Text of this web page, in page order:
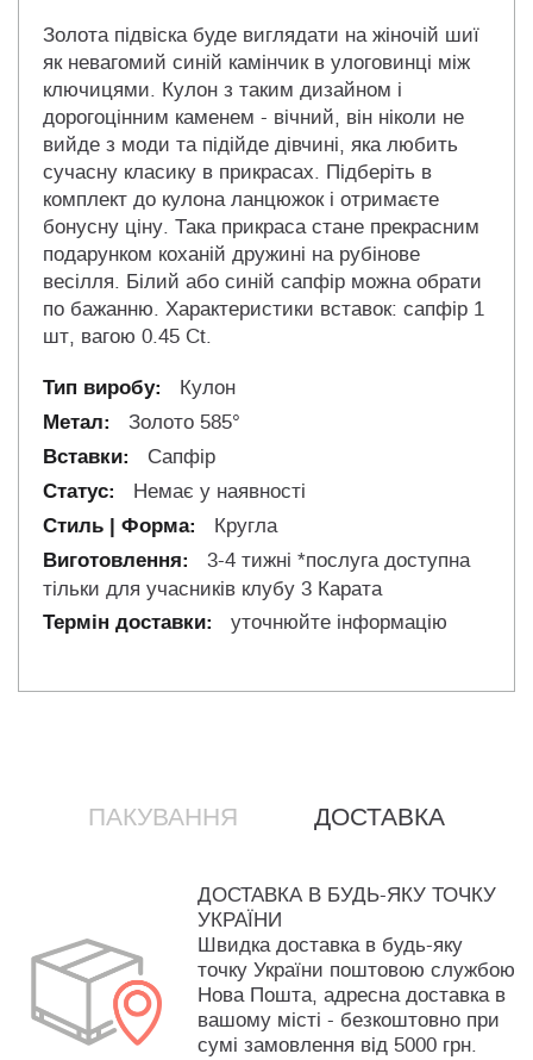
Золота підвіска буде виглядати на жіночій шиї
як невагомий синій камінчик в улоговинці між
ключицями. Кулон з таким дизайном і
дорогоцінним каменем - вічний, він ніколи не
вийде з моди та підійде дівчині, яка любить
сучасну класику в прикрасах. Підберіть в
комплект до кулона ланцюжок і отримаєте
бонусну ціну. Така прикраса стане прекрасним
подарунком коханій дружині на рубінове
весілля. Білий або синій сапфір можна обрати
по бажанню. Характеристики вставок: сапфір 1
шт, вагою 0.45 Ct.
Кулон
Золото 585°
Сапфір
Немає у наявності
Кругла
3-4 тижні *послуга доступна
тільки для учасників клубу 3 Карата
уточнюйте інформацію
ПАКУВАННЯ ДОСТАВКА
ДОСТАВКА В БУДЬ-ЯКУ ТОЧКУ
УКРАЇНИ
Швидка доставка в будь-яку
точку України поштовою службою
Нова Пошта, адресна доставка в
вашому місті - безкоштовно при
сумі замовлення від 5000 грн.